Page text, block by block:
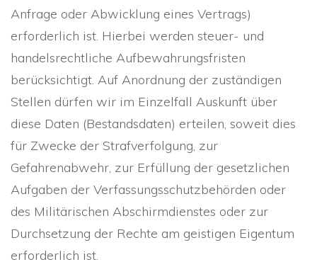
Anfrage oder Abwicklung eines Vertrags)
erforderlich ist. Hierbei werden steuer- und
handelsrechtliche Aufbewahrungsfristen
berücksichtigt. Auf Anordnung der zuständigen
Stellen dürfen wir im Einzelfall Auskunft über
diese Daten (Bestandsdaten) erteilen, soweit dies
für Zwecke der Strafverfolgung, zur
Gefahrenabwehr, zur Erfüllung der gesetzlichen
Aufgaben der Verfassungsschutzbehörden oder
des Militärischen Abschirmdienstes oder zur
Durchsetzung der Rechte am geistigen Eigentum
erforderlich ist.